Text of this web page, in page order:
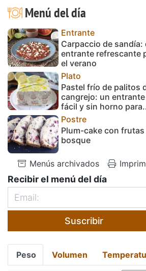
Menú del día
Entrante
Carpaccio de sandía:
entrante refrescante
el verano
Plato
Pastel frío de palitos
cangrejo: un entrante
fácil y sin horno
Postre
Plum-cake con frutas
bosque
Menús archivados
Recibir el menú del día
Suscribir
Peso Volumen